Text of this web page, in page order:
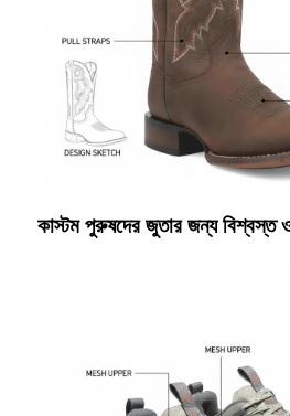
কাস্টম পুরুষদের জুতার জন্য বিশ্বস্ত